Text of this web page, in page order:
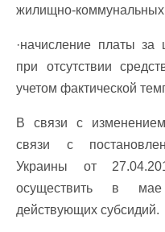
жилищно-коммунальных
·начисление платы за
при отсутствии
учетом фактической
В связи с
связи с
Украины от
осуществить в
действующих субсидий.